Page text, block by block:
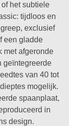
het subtiele
tijdloos en
exclusief
een gladde
met afgeronde
geïntegreerde
van 40 tot
mogelijk.
spaanplaat,
in
design.